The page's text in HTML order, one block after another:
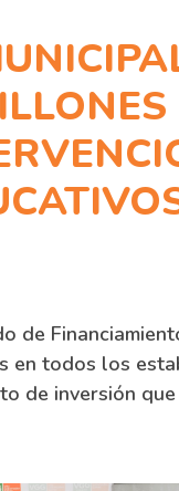
de
en todos los
de inversión